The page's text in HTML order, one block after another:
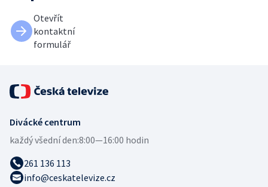
Otevřít
kontaktní
formulář
Divácké centrum
každý všední den:8:00—16:00 hodin
261 136 113
info@ceskatelevize.cz